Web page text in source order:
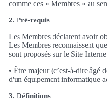
comme des « Membres » au
2. Pré-requis
Les Membres déclarent avoir
Les Membres reconnaissent
sont proposés sur le Site
• Être majeur (c’est-à-dire
d'un équipement informatique
3. Définitions